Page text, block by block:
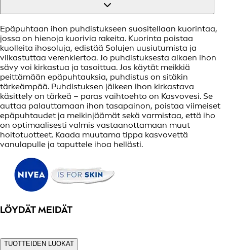
Epäpuhtaan ihon puhdistukseen suositellaan kuorintaa,
jossa on hienoja kuorivia rakeita. Kuorinta poistaa
kuolleita ihosoluja, edistää Solujen uusiutumista ja
vilkastuttaa verenkiertoa. Jo puhdistuksesta alkaen ihon
sävy voi kirkastua ja tasoittua. Jos käytät meikkiä
peittämään epäpuhtauksia, puhdistus on sitäkin
tärkeämpää. Puhdistuksen jälkeen ihon kirkastava
käsittely on tärkeä – paras vaihtoehto on Kasvovesi. Se
auttaa palauttamaan ihon tasapainon, poistaa viimeiset
epäpuhtaudet ja meikinjäämät sekä varmistaa, että iho
on optimaalisesti valmis vastaanottamaan muut
hoitotuotteet. Kaada muutama tippa kasvovettä
vanulapulle ja taputtele ihoa hellästi.
LÖYDÄT MEIDÄT
TUOTTEIDEN LUOKAT